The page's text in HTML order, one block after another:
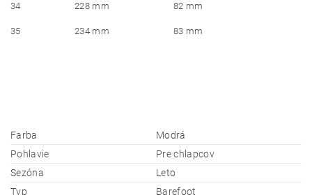
34 228 mm 82 mm
35 234 mm 83 mm
Farba
Modrá
Pohlavie
Pre chlapcov
Sezóna
Leto
Typ
Barefoot